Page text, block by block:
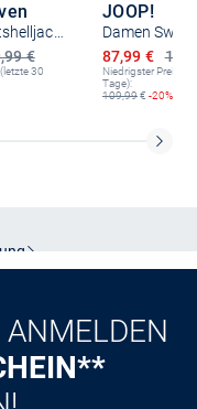
€
30
JOOP!
Ermäßigter
87,99 €
Niedrigster Preis
Tage):
109,99€ -20%